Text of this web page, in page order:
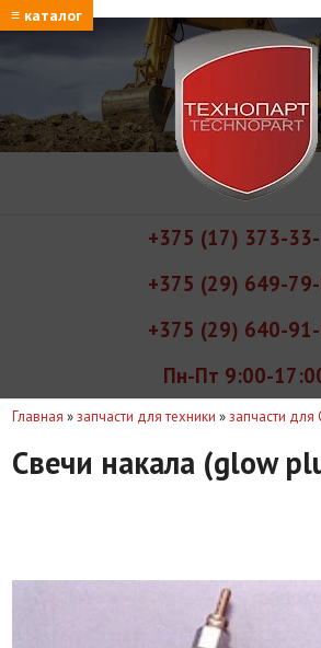
≡ каталог
+375 (17) 373-
+375 (29) 649-
+375 (29) 640-
Пн-Пт 9:00-
Главная »запчасти для техники »запчасти для
Свечи накала (glow